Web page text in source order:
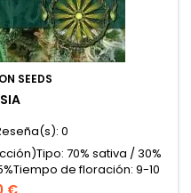
SEEDS
0
70% sativa / 30%
de floración: 9-10
Mediados – finales